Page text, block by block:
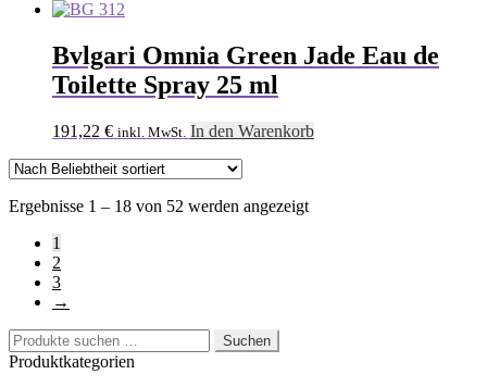
Bvlgari Omnia Green Jade Eau de
Toilette Spray 25 ml
191,22 € inkl. MwSt. In den Warenkorb
Ergebnisse 1 – 18 von 52 werden angezeigtNach
1
2
3
→
Suchen
nach:
Suchen
Produktkategorien